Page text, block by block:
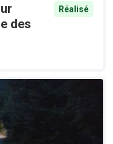
des
Réalisé